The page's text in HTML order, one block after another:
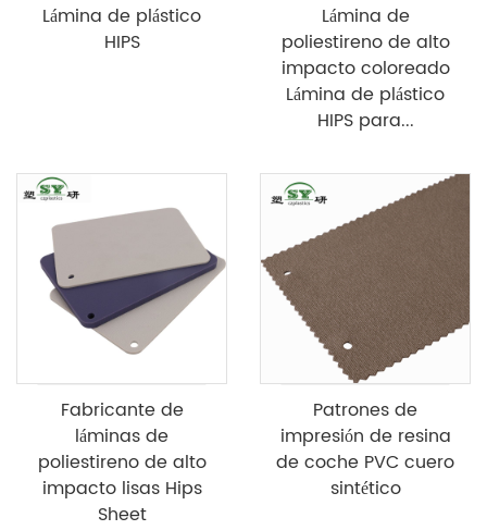
Lámina de plástico
HIPS
Lámina de
poliestireno de alto
impacto coloreado
Lámina de plástico
HIPS para...
Fabricante de
láminas de
poliestireno de alto
impacto lisas Hips
Sheet
Patrones de
impresión de resina
de coche PVC cuero
sintético